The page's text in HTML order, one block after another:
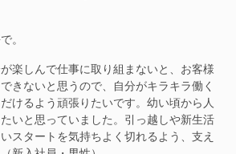
。
楽しんで仕事に取り組まないと、お客様
きないと思うので、自分がキラキラ働く
けるよう頑張りたいです。幼い頃から人
いと思っていました。引っ越しや新生活
スタートを気持ちよく切れるよう、支え